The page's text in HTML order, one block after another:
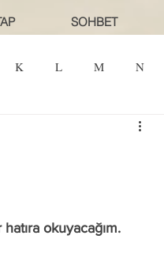
SOHBET
K L M N
hatıra okuyacağım.